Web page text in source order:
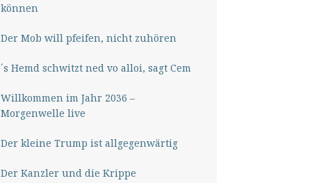
können
Der Mob will pfeifen, nicht zuhören
´s Hemd schwitzt ned vo alloi, sagt Cem
Willkommen im Jahr 2036 –
Morgenwelle live
Der kleine Trump ist allgegenwärtig
Der Kanzler und die Krippe